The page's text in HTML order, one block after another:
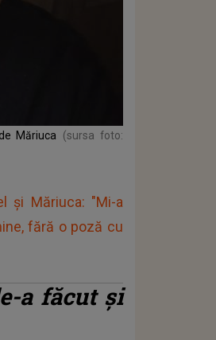
Măriuca
(sursa foto:
și Măriuca: "Mi-a
fără o poză cu
a făcut și